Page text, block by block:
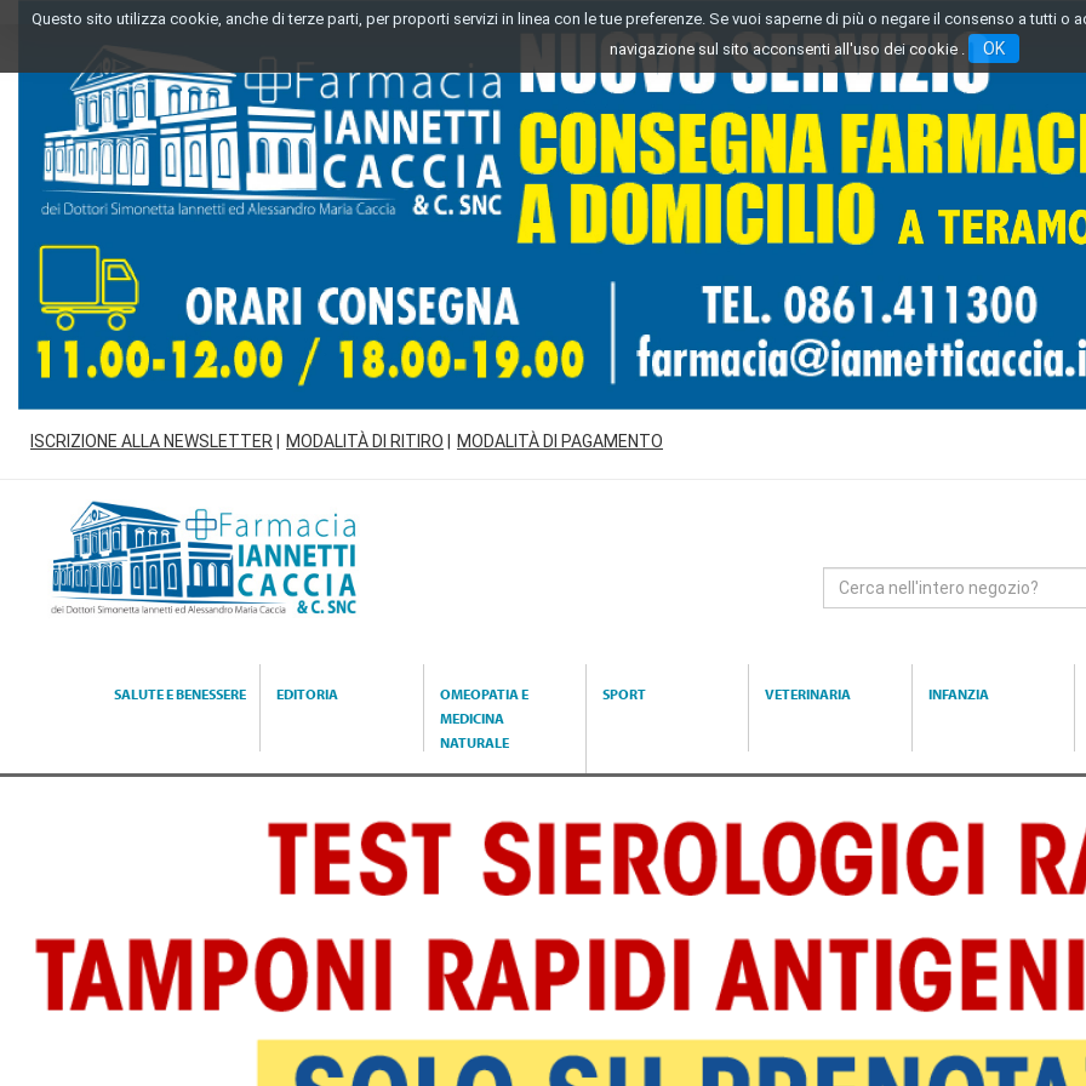
Passa
principale
Questo sito utilizza cookie, anche di terze parti, per proporti servizi in linea con le tue preferenze. Se vuoi saperne di più o negare il consenso a tutti o
navigazione sul sito acconsenti all'uso dei cookie .
OK
ISCRIZIONE ALLA NEWSLETTER MODALITÀ DI RITIRO MODALITÀ DI PAGAMENTO
Farmacia
Iannetti
Cerca
SALUTE E BENESSERE EDITORIA
OMEOPATIA E
MEDICINA
NATURALE
SPORT VETERINARIA INFANZIA